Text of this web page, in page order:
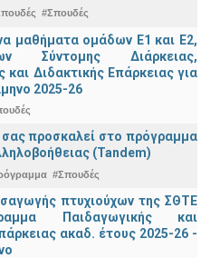
#Σπουδές
μαθήματα ομάδων Ε1 και Ε2,
Σύντομης Διάρκειας,
και Διδακτικής Επάρκειας για
2025-26
σας προσκαλεί στο πρόγραμμα
(Tandem)
#Σπουδές
πτυχιούχων της ΣΘΤΕ
Παιδαγωγικής και
ακαδ. έτους 2025-26 -